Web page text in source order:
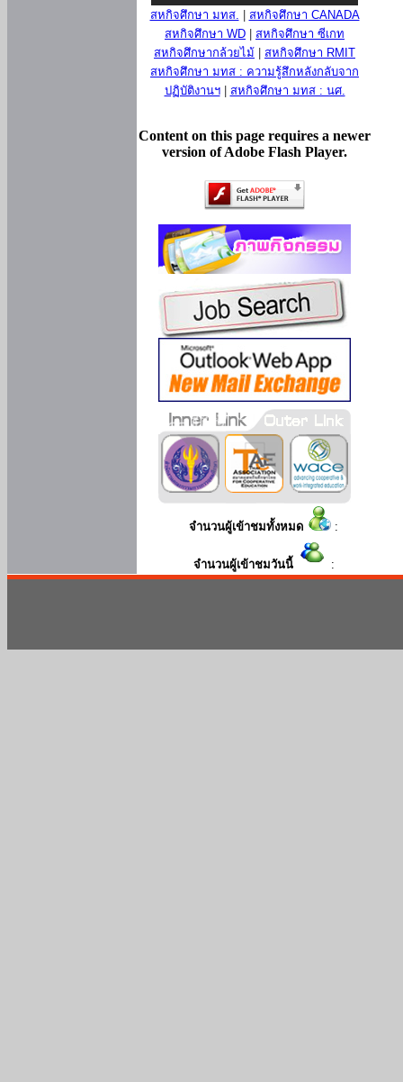
สหกิจศึกษา มทส.
สหกิจศึกษา CANADA
สหกิจศึกษา WD
สหกิจศึกษา ซีเกท
สหกิจศึกษากล้วยไม้
สหกิจศึกษา RMIT
สหกิจศึกษา มทส : ความรู้สึกหลังกลับจาก
ปฏิบัติงานฯ| สหกิจศึกษา มทส : นศ.
Content on this page requires a newer
version of Adobe Flash Player.
จำนวนผู้เข้าชมทั้งหมด :
จำนวนผู้เข้าชมวันนี้ :